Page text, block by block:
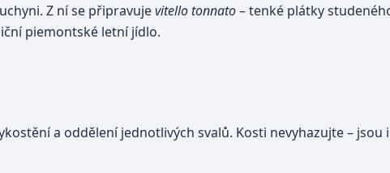
Z ní se připravujevitello tonnato– tenké plátky
piemontské letní jídlo.
a oddělení jednotlivých svalů. Kosti nevyhazujte –